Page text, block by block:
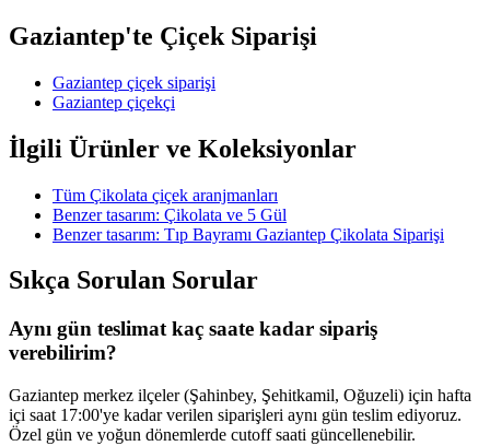
Gaziantep'te Çiçek Siparişi
Gaziantep çiçek siparişi
Gaziantep çiçekçi
İlgili Ürünler ve Koleksiyonlar
Tüm Çikolata çiçek aranjmanları
Benzer tasarım: Çikolata ve 5 Gül
Benzer tasarım: Tıp Bayramı Gaziantep Çikolata Siparişi
Sıkça Sorulan Sorular
Aynı gün teslimat kaç saate kadar sipariş
verebilirim?
Gaziantep merkez ilçeler (Şahinbey, Şehitkamil, Oğuzeli) için hafta
içi saat 17:00'ye kadar verilen siparişleri aynı gün teslim ediyoruz.
Özel gün ve yoğun dönemlerde cutoff saati güncellenebilir.